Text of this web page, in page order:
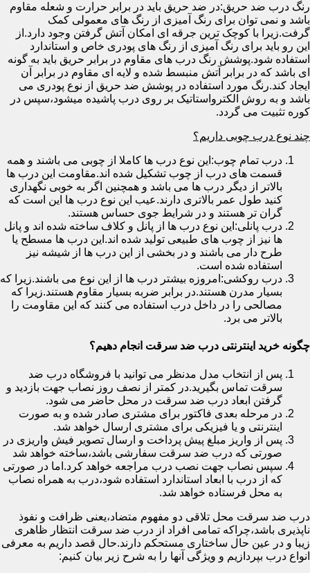
رنگ درب ضد حریق:در ضد حریق باید در برابر حرارت و شعله مقاوم
باشد و نمی توان برای رنگ آمیزی از رنگ های معمولی کمک
گرفت.زیرا با کوچک ترین جرقه ای امکان آتش گرفتن وجود دارد.از
این رو باید برای رنگ آمیزی از رنگ های پودری خاص و استاندارد
استفاده شود.پوشش رنگ درب های مقاوم در برابر حریق باید به گونه
ای باشد که در برابر آتش منبسط شده و لایه ای مقاوم در برابر آن
ایجاد کند.رنگ مورد استفاده در پوشش ضد حریق از نوع پودری می
باشد و به روش الکترواستاتیک بر روی درب پاشیده میشود،سپس در
کوره تثبیت می گردد.
چند نوع درب چوبی داریم؟
درب تمام چوب:این نوع درب ها کاملا از چوبی می باشند و همه
قسمت های درب از چوب تشکیل شده اند.مقاومت این درب ها
بالاتر از دیگر درب ها می باشد و همچنین اگر به خوبی نگهداری
کنید طول عمر بالاتری دارند.عیب این نوع درب ها این است که
گران تر هستند و در شرایط جوی حساس هستند.
درب پانلی:این نوع درب ها از پانل و کلاف ساخته شده اند و پانل
ها نیز از چوب های طبیعی تولید شده اند.این درب ها مسطح یا
طرح دار می باشند و در بخشی از این درب ها از شیشه نیز
استفاده شده است.
درب روکشی:امروزه بیشتر درب ها از این نوع می باشند.زیرا که
بسیار مدرن هستند.در برابر ضربه بسیار مقاوم هستند.زیرا که
مصالحی را در داخل درب استفاده می کنند که این مقاومت را
بالاتر می برد.
چگونه خرید اینترنتی درب ضد سرقت انجام دهیم؟
پس از انتخاب مدل مدنظر می توانید با فروشگاه درب ضد
سرقت تماس بگیرید.در کمتر از نصف روز نصاب جهت بازدید و
گرفتن ابعاد درب ضد سرقت در محل حاضر می شود.
در مرحله بعدی فاکتور برای مشتری صادر شده و به صورت
اینترنتی و یا فیزیکی برای مشتری ارسال خواهد شد.
پس از واریز مبلغ پیش پرداخت و ارسال تصویر فیش واریزی در
صورتی که درب ضد سرقت سفارشی باشد،ساخته خواهد شد
سپس نصاب جهت نصب درب مراجعه خواهد کرد.اما در صورتی
که از درب با ابعاد استاندارد استفاده شود،درب به همراه نصاب
به محل فرستاده خواهد شد.
درب ضد سرقت محل تلاقی دو مفهوم متضاد،یعنی ظرافت و نفوذ
ناپذیری باشد،چراکه تمامی افراد از درب ضد سرقت انتظار ظاهری
زیبا و در عین حال ساختاری مستحکم دارند.حال قصد داریم به معرفی
انواع درب بپردازیم و ویژگی آنها را به شرح زیر بیان کنیم: